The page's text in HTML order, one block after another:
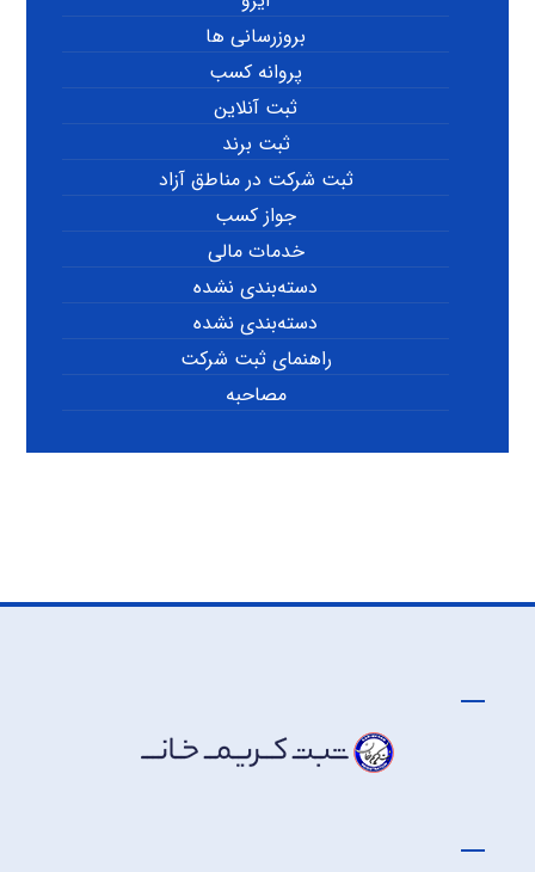
بروزرسانی ها
پروانه کسب
ثبت آنلاین
ثبت برند
ثبت شرکت در مناطق آزاد
جواز کسب
خدمات مالی
دسته‌بندی نشده
دسته‌بندی نشده
راهنمای ثبت شرکت
مصاحبه